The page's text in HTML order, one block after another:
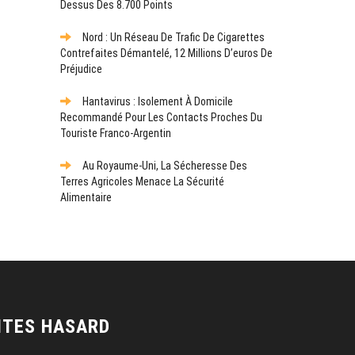
Dessus Des 8.700 Points
Nord : Un Réseau De Trafic De Cigarettes
Contrefaites Démantelé, 12 Millions D’euros De
Préjudice
Hantavirus : Isolement À Domicile
Recommandé Pour Les Contacts Proches Du
Touriste Franco-Argentin
Au Royaume-Uni, La Sécheresse Des
Terres Agricoles Menace La Sécurité
Alimentaire
HASARD